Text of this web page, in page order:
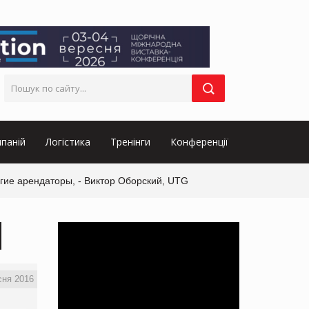
Логістика Тренінги Конференції
арендаторы, - Виктор Оборский, UTG
2016